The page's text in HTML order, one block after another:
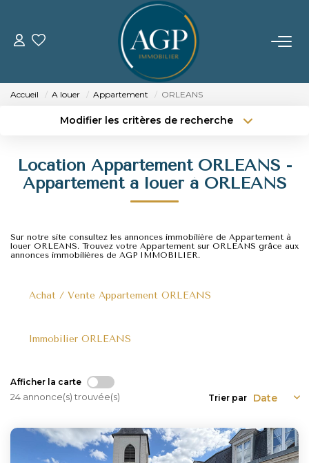
ACHETER
Nos Biens Vendus
GERER
NOTRE AGENCE
NOUS REJOINDRE
Accueil A louer Appartement ORLEANS
Modifier les critères de recherche
Sélectionnez...
Type de bien
Surface min
Créer une alerte
Location Appartement ORLEANS -
Appartement a louer à ORLEANS
Sur notre site consultez les annonces immobilière de Appartement à
louer ORLEANS. Trouvez votre Appartement sur ORLEANS grâce aux
annonces immobilières de AGP IMMOBILIER.
Achat / Vente Appartement ORLEANS
Immobilier ORLEANS
Afficher la carte
24 annonce(s) trouvée(s) Trier par